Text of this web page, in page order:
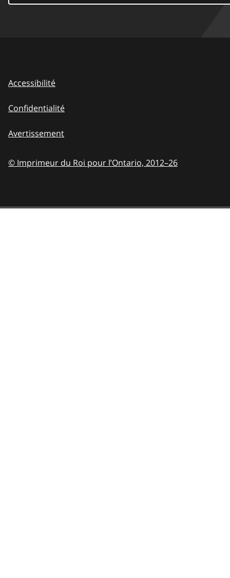
Accessibilité
Confidentialité
Avertissement
© Imprimeur du Roi pour l’Ontario, 2012–26